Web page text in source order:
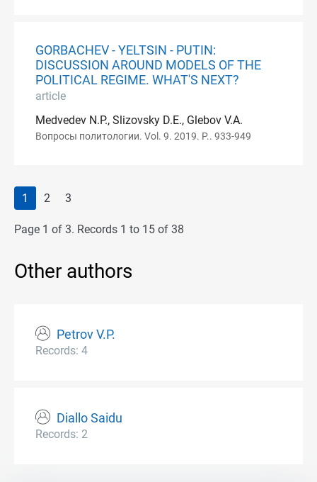
GORBACHEV - YELTSIN - PUTIN:
DISCUSSION AROUND MODELS OF THE
POLITICAL REGIME. WHAT'S NEXT?
article
Medvedev N.P., Slizovsky D.E., Glebov V.A.
Вопросы политологии. Vol. 9. 2019. P.. 933-949
1 2 3
Page 1 of 3. Records 1 to 15 of 38
Other authors
Petrov V.P.
Records: 4
Diallo Saidu
Records: 2